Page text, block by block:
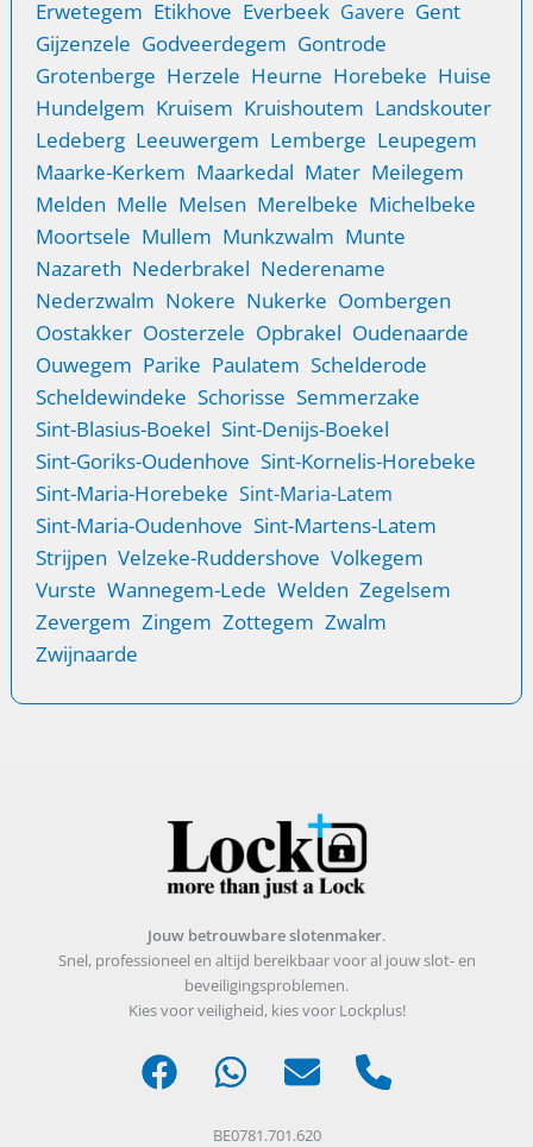
Erwetegem Etikhove Everbeek Gavere Gent
Gijzenzele Godveerdegem Gontrode
Grotenberge Herzele Heurne Horebeke Huise
Hundelgem Kruisem Kruishoutem Landskouter
Ledeberg Leeuwergem Lemberge Leupegem
Maarke-Kerkem Maarkedal Mater Meilegem
Melden Melle Melsen Merelbeke Michelbeke
Moortsele Mullem Munkzwalm Munte
Nazareth Nederbrakel Nederename
Nederzwalm Nokere Nukerke Oombergen
Oostakker Oosterzele Opbrakel Oudenaarde
Ouwegem Parike Paulatem Schelderode
Scheldewindeke Schorisse Semmerzake
Sint-Blasius-Boekel Sint-Denijs-Boekel
Sint-Goriks-Oudenhove Sint-Kornelis-Horebeke
Sint-Maria-Horebeke Sint-Maria-Latem
Sint-Maria-Oudenhove Sint-Martens-Latem
Strijpen Velzeke-Ruddershove Volkegem
Vurste Wannegem-Lede Welden Zegelsem
Zevergem Zingem Zottegem Zwalm
Zwijnaarde
Jouw betrouwbare slotenmaker.
Snel, professioneel en altijd bereikbaar voor al jouw slot- en
beveiligingsproblemen.
Kies voor veiligheid, kies voor Lockplus!
BE0781.701.620